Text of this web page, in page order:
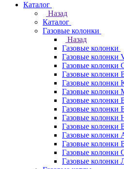
Каталог
Назад
Каталог
Газовые колонки
Назад
Газовые колонки
Газовые колонки
Газовые колонки
Газовые колонки
Газовые колонки
Газовые колонки
Газовые колонки
Газовые колонки
Газовые колонки
Газовые колонки
Газовые колонки
Газовые колонки
Газовые колонки
Газовые колонки